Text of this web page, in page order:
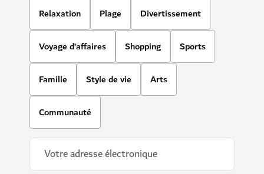
Relaxation Plage Divertissement
Voyage d’affaires Shopping Sports
Famille Style de vie Arts
Communauté